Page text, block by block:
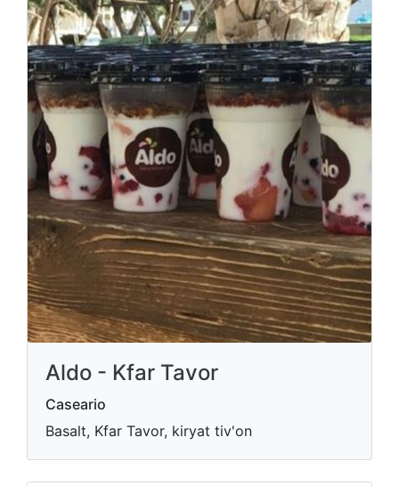
Aldo - Kfar Tavor
Caseario
Basalt, Kfar Tavor, kiryat tiv'on